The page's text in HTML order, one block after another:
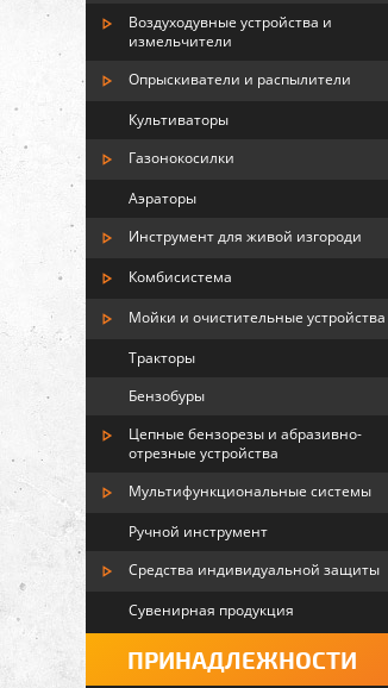
Воздуходувные устройства и
измельчители
Опрыскиватели и распылители
Культиваторы
Газонокосилки
Аэраторы
Инструмент для живой изгороди
Комбисистема
Мойки и очистительные устройства
Тракторы
Бензобуры
Цепные бензорезы и абразивно-
отрезные устройства
Мультифункциональные системы
Ручной инструмент
Средства индивидуальной защиты
Сувенирная продукция
ПРИНАДЛЕЖНОСТИ